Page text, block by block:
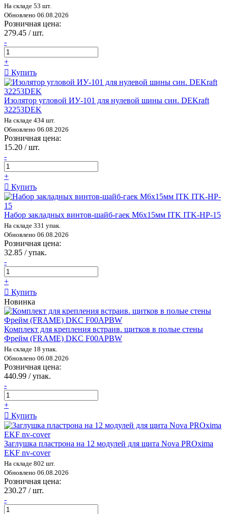
На складе 53 шт.
Обновлено 06.08.2026
Розничная цена:
279.45 / шт.
-
+
Купить
Изолятор угловой ИУ-101 для нулевой шины син. DEKraft
32253DEK
На складе 434 шт.
Обновлено 06.08.2026
Розничная цена:
15.20 / шт.
-
+
Купить
Набор закладных винтов-шайб-гаек M6x15мм ITK ITK-HP-15
На складе 331 упак.
Обновлено 06.08.2026
Розничная цена:
32.85 / упак.
-
+
Купить
Новинка
Комплект для крепления встраив. щитков в полые стены
Фрейм (FRAME) DKC F00APBW
На складе 18 упак.
Обновлено 06.08.2026
Розничная цена:
440.99 / упак.
-
+
Купить
Заглушка пластрона на 12 модулей для щита Nova PROxima
EKF nv-cover
На складе 802 шт.
Обновлено 06.08.2026
Розничная цена:
230.27 / шт.
-